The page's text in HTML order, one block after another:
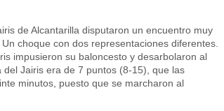
de Alcantarilla disputaron un encuentro muy
choque con dos representaciones diferentes.
impusieron su baloncesto y desarbolaron al
Jairis era de 7 puntos (8-15), que las
minutos, puesto que se marcharon al